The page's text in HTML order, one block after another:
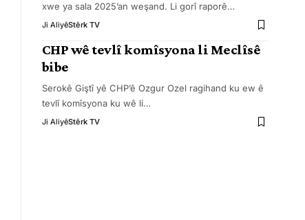
xwe ya sala 2025’an weşand. Li gorî raporê…
Ji AliyêStêrk TV
CHP wê tevlî komîsyona li Meclîsê
bibe
Serokê Giştî yê CHP’ê Ozgur Ozel ragihand ku ew ê
tevlî komîsyona ku wê li…
Ji AliyêStêrk TV